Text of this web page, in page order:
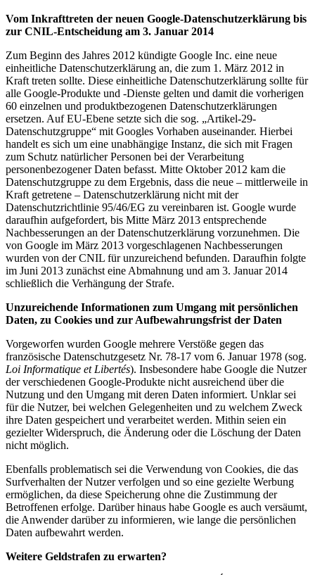
Vom Inkrafttreten der neuen Google-Datenschutzerklärung bis
zur CNIL-Entscheidung am 3. Januar 2014
Zum Beginn des Jahres 2012 kündigte Google Inc. eine neue
einheitliche Datenschutzerklärung an, die zum 1. März 2012 in
Kraft treten sollte. Diese einheitliche Datenschutzerklärung sollte für
alle Google-Produkte und -Dienste gelten und damit die vorherigen
60 einzelnen und produktbezogenen Datenschutzerklärungen
ersetzen. Auf EU-Ebene setzte sich die sog. „Artikel-29-
Datenschutzgruppe“ mit Googles Vorhaben auseinander. Hierbei
handelt es sich um eine unabhängige Instanz, die sich mit Fragen
zum Schutz natürlicher Personen bei der Verarbeitung
personenbezogener Daten befasst. Mitte Oktober 2012 kam die
Datenschutzgruppe zu dem Ergebnis, dass die neue – mittlerweile in
Kraft getretene – Datenschutzerklärung nicht mit der
Datenschutzrichtlinie 95/46/EG zu vereinbaren ist. Google wurde
daraufhin aufgefordert, bis Mitte März 2013 entsprechende
Nachbesserungen an der Datenschutzerklärung vorzunehmen. Die
von Google im März 2013 vorgeschlagenen Nachbesserungen
wurden von der CNIL für unzureichend befunden. Daraufhin folgte
im Juni 2013 zunächst eine Abmahnung und am 3. Januar 2014
schließlich die Verhängung der Strafe.
Unzureichende Informationen zum Umgang mit persönlichen
Daten, zu Cookies und zur Aufbewahrungsfrist der Daten
Vorgeworfen wurden Google mehrere Verstöße gegen das
französische Datenschutzgesetz Nr. 78-17 vom 6. Januar 1978 (sog.
Loi Informatique et Libertés). Insbesondere habe Google die Nutzer
der verschiedenen Google-Produkte nicht ausreichend über die
Nutzung und den Umgang mit deren Daten informiert. Unklar sei
für die Nutzer, bei welchen Gelegenheiten und zu welchem Zweck
ihre Daten gespeichert und verarbeitet werden. Mithin seien ein
gezielter Widerspruch, die Änderung oder die Löschung der Daten
nicht möglich.
Ebenfalls problematisch sei die Verwendung von Cookies, die das
Surfverhalten der Nutzer verfolgen und so eine gezielte Werbung
ermöglichen, da diese Speicherung ohne die Zustimmung der
Betroffenen erfolge. Darüber hinaus habe Google es auch versäumt,
die Anwender darüber zu informieren, wie lange die persönlichen
Daten aufbewahrt werden.
Weitere Geldstrafen zu erwarten?